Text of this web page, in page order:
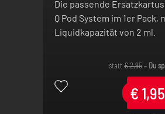
statt€2,95– Du
€1,95
Die passende
Q Pod System im 1er Pack,
Liquidkapazität von 2 ml.